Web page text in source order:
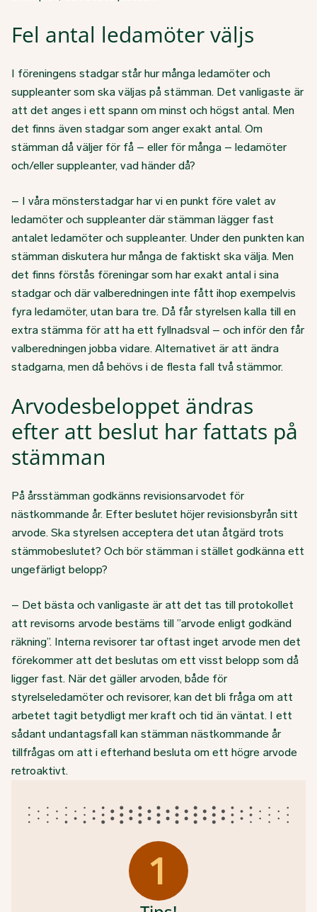
Fel antal ledamöter väljs
I föreningens stadgar står hur många ledamöter och
suppleanter som ska väljas på stämman. Det vanligaste är
att det anges i ett spann om minst och högst antal. Men
det finns även stadgar som anger exakt antal. Om
stämman då väljer för få – eller för många – ledamöter
och/eller suppleanter, vad händer då?
– I våra mönsterstadgar har vi en punkt före valet av
ledamöter och suppleanter där stämman lägger fast
antalet ledamöter och suppleanter. Under den punkten kan
stämman diskutera hur många de faktiskt ska välja. Men
det finns förstås föreningar som har exakt antal i sina
stadgar och där valberedningen inte fått ihop exempelvis
fyra ledamöter, utan bara tre. Då får styrelsen kalla till en
extra stämma för att ha ett fyllnadsval – och inför den får
valberedningen jobba vidare. Alternativet är att ändra
stadgarna, men då behövs i de flesta fall två stämmor.
Arvodesbeloppet ändras
efter att beslut har fattats på
stämman
På årsstämman godkänns revisionsarvodet för
nästkommande år. Efter beslutet höjer revisionsbyrån sitt
arvode. Ska styrelsen acceptera det utan åtgärd trots
stämmobeslutet? Och bör stämman i stället godkänna ett
ungefärligt belopp?
– Det bästa och vanligaste är att det tas till protokollet
att revisorns arvode bestäms till ”arvode enligt godkänd
räkning”. Interna revisorer tar oftast inget arvode men det
förekommer att det beslutas om ett visst belopp som då
ligger fast. När det gäller arvoden, både för
styrelseledamöter och revisorer, kan det bli fråga om att
arbetet tagit betydligt mer kraft och tid än väntat. I ett
sådant undantagsfall kan stämman nästkommande år
tillfrågas om att i efterhand besluta om ett högre arvode
retroaktivt.
1